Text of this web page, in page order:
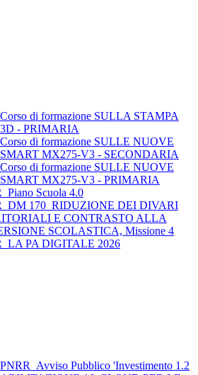
Corso di formazione SULLA STAMPA
3D - PRIMARIA
Corso di formazione SULLE NUOVE
SMART MX275-V3 - SECONDARIA
Corso di formazione SULLE NUOVE
SMART MX275-V3 - PRIMARIA
Scuola 4.0
170_RIDUZIONE DEI DIVARI
E CONTRASTO ALLA
SCOLASTICA, Missione 4
PA DIGITALE 2026
PNRR_Avviso Pubblico 'Investimento 1.2